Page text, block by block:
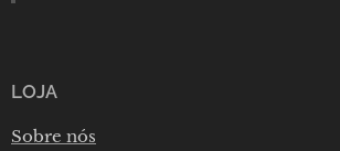
LOJA
Sobre nós